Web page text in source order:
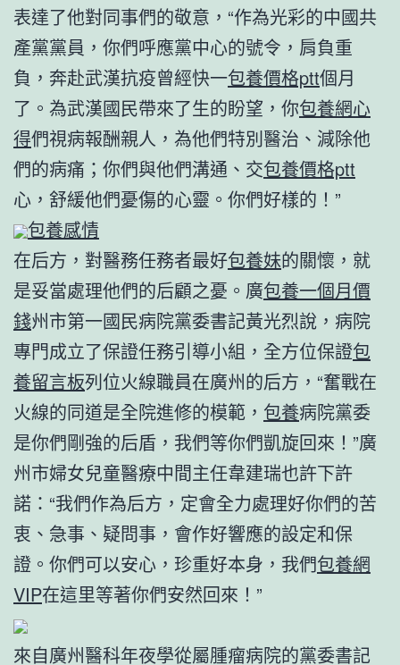
表達了他對同事們的敬意，“作為光彩的中國共
產黨黨員，你們呼應黨中心的號令，肩負重
負，奔赴武漢抗疫曾經快一包養價格ptt個月
了。為武漢國民帶來了生的盼望，你包養網心
得們視病報酬親人，為他們特別醫治、減除他
們的病痛；你們與他們溝通、交包養價格ptt
心，舒緩他們憂傷的心靈。你們好樣的！”
包養感情
在后方，對醫務任務者最好包養妹的關懷，就
是妥當處理他們的后顧之憂。廣包養一個月價
錢州市第一國民病院黨委書記黃光烈說，病院
專門成立了保證任務引導小組，全方位保證包
養留言板列位火線職員在廣州的后方，“奮戰在
火線的同道是全院進修的模範， 包養病院黨委
是你們剛強的后盾，我們等你們凱旋回來！”廣
州市婦女兒童醫療中間主任韋建瑞也許下許
諾：“我們作為后方，定會全力處理好你們的苦
衷、急事、疑問事，會作好響應的設定和保
證。你們可以安心，珍重好本身，我們包養網
VIP在這里等著你們安然回來！”
來自廣州醫科年夜學從屬腫瘤病院的黨委書記